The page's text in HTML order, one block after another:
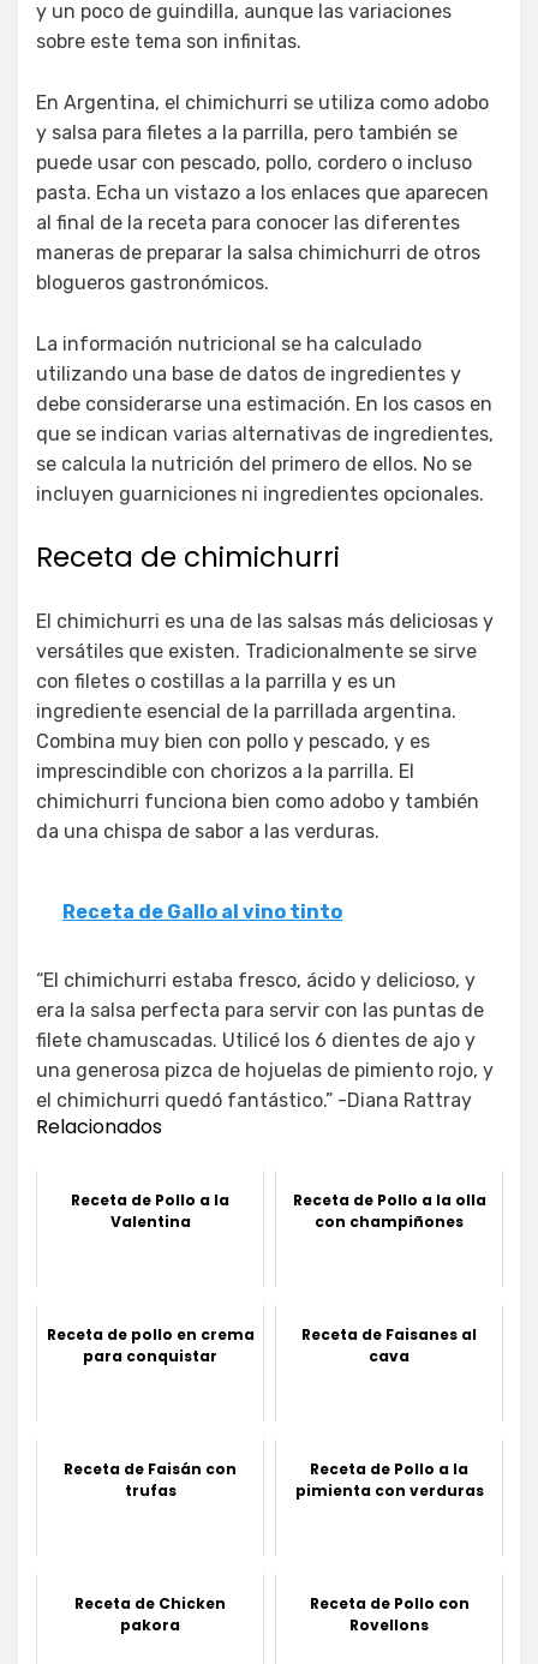
y un poco de guindilla, aunque las variaciones
sobre este tema son infinitas.
En Argentina, el chimichurri se utiliza como adobo
y salsa para filetes a la parrilla, pero también se
puede usar con pescado, pollo, cordero o incluso
pasta. Echa un vistazo a los enlaces que aparecen
al final de la receta para conocer las diferentes
maneras de preparar la salsa chimichurri de otros
blogueros gastronómicos.
La información nutricional se ha calculado
utilizando una base de datos de ingredientes y
debe considerarse una estimación. En los casos en
que se indican varias alternativas de ingredientes,
se calcula la nutrición del primero de ellos. No se
incluyen guarniciones ni ingredientes opcionales.
Receta de chimichurri
El chimichurri es una de las salsas más deliciosas y
versátiles que existen. Tradicionalmente se sirve
con filetes o costillas a la parrilla y es un
ingrediente esencial de la parrillada argentina.
Combina muy bien con pollo y pescado, y es
imprescindible con chorizos a la parrilla. El
chimichurri funciona bien como adobo y también
da una chispa de sabor a las verduras.
Receta de Gallo al vino tinto
“El chimichurri estaba fresco, ácido y delicioso, y
era la salsa perfecta para servir con las puntas de
filete chamuscadas. Utilicé los 6 dientes de ajo y
una generosa pizca de hojuelas de pimiento rojo, y
el chimichurri quedó fantástico.” -Diana Rattray
Relacionados
Receta de Pollo a la
Valentina
Receta de Pollo a la olla
con champiñones
Receta de pollo en crema
para conquistar
Receta de Faisanes al
cava
Receta de Faisán con
trufas
Receta de Pollo a la
pimienta con verduras
Receta de Chicken
pakora
Receta de Pollo con
Rovellons